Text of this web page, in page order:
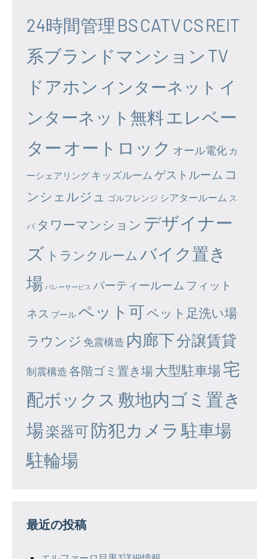
24時間管理 BSCATVCSREIT
系ブランドマンション TV
ドアホン インターネット イ
ンターネット無料エレベー
ター オートロック オール電化 カ
ーシェアリング キッズルーム ゲストルーム コ
ンシェルジュ
ゴルフレンジ シアタールーム ス
パ タワーマンション デザイナー
ズ トランクルーム バイク置き
場 バレーサービス パーティールーム フィット
ネス プール ペット可ペット足洗い場
ラウンジ 免震構造 内廊下分譲賃貸
制震構造 各階ゴミ置き場大型駐車場宅
配ボックス 敷地内ゴミ置き
場楽器可防犯カメラ 駐車場
駐輪場
最近の投稿